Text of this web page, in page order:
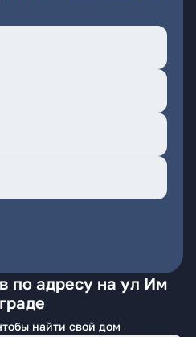
по адресу на ул Им
найти свой дом